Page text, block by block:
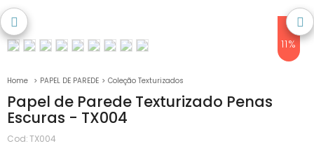
11%
PAPEL DE PAREDE Coleção Texturizados
Papel de Parede Texturizado Penas
Escuras - TX004
Cod:TX004